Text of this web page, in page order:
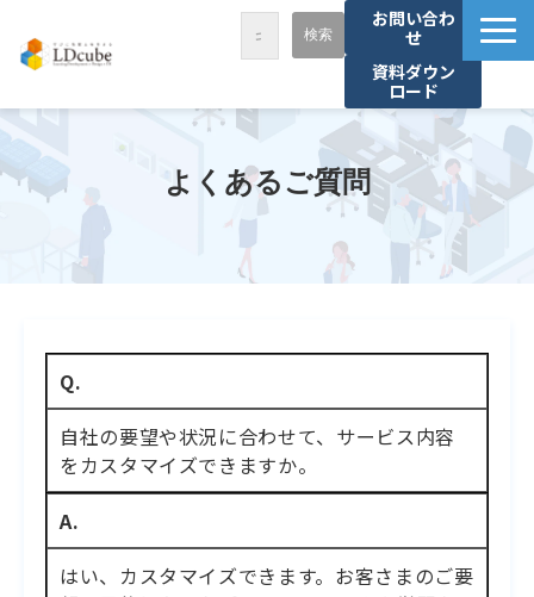
お問い合わ
せ
資料ダウン
ロード
LDcubeが選ばれる理由
サービス一覧
課題から探す
事例紹介
パートナー募集
よくあるご質問
Q.
自社の要望や状況に合わせて、サービス内容
をカスタマイズできますか。
A.
はい、カスタマイズできます。お客さまのご要